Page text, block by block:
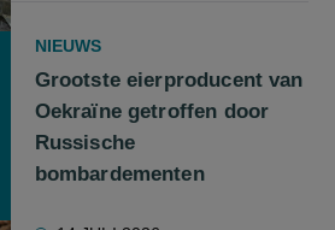
NIEUWS
Grootste eierproducent van
Oekraïne getroffen door
Russische
bombardementen